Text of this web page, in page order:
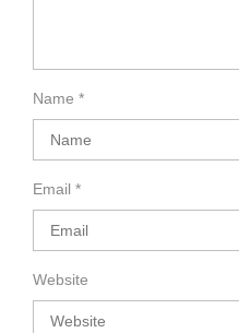
Name *
Email *
Website